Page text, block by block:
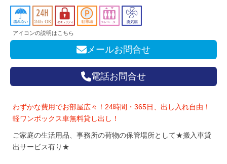
アイコンの説明はこちら
メールお問合せ
電話お問合せ
わずかな費用でお部屋広々！24時間・365日、出し入れ自由！
軽ワンボックス車無料貸し出し！
ご家庭の生活用品、事務所の荷物の保管場所として★搬入車貸
出サービス有り★